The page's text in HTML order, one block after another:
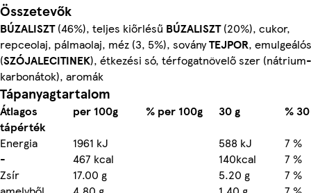
Összetevők
BÚZALISZT(46%), teljes kiőrlésű BÚZALISZT(20%), cukor,
repceolaj, pálmaolaj, méz (3, 5%), soványTEJPOR,
(SZÓJALECITINEK), étkezési só, térfogatnövelő szer (nátrium-
karbonátok), aromák
Tápanyagtartalom
Átlagos
tápérték
per 100g % per 100g 30 g
%
Energia
1961 kJ 588 kJ
7 %
-
467 kcal 140kcal
7 %
Zsír
17.00 g 5.20 g
7 %